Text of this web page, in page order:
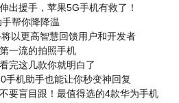
出援手，苹果5G手机有救了！
帮你降降温
以更高智慧回馈用户和开发者
一流的拍照手机
完这几款你就明白了
手机助手也能让你秒变神回复
要盲目跟！最值得选的4款华为手机